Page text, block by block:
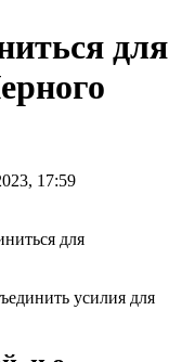
для
17:59
усилия для